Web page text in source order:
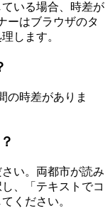
いる場合、時差が
ーはブラウザのタ
します。
の時差がありま
い。両都市が読み
、「テキストでコ
ください。